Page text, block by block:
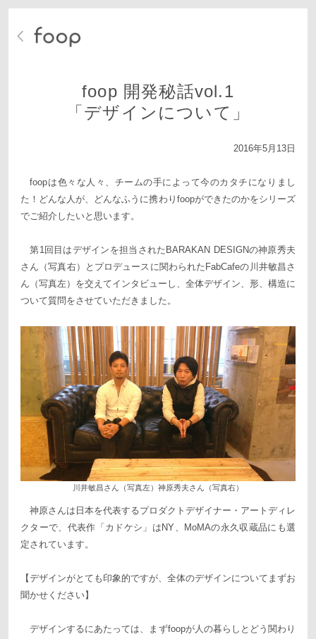
foop 開発秘話vol.1
「デザインについて」
2016年5月13日
foopは色々な人々、チームの手によって今のカタチになりまし
た！どんな人が、どんなふうに携わりfoopができたのかをシリーズ
でご紹介したいと思います。
第1回目はデザインを担当されたBARAKAN DESIGNの神原秀夫
さん（写真右）とプロデュースに関わられたFabCafeの川井敏昌さ
ん（写真左）を交えてインタビューし、全体デザイン、形、構造に
ついて質問をさせていただきました。
川井敏昌さん（写真左）神原秀夫さん（写真右）
神原さんは日本を代表するプロダクトデザイナー・アートディレ
クターで、代表作「カドケシ」はNY、MoMAの永久収蔵品にも選
定されています。
【デザインがとても印象的ですが、全体のデザインについてまずお
聞かせください】
デザインするにあたっては、まずfoopが人の暮らしとどう関わり